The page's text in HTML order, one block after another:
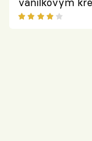
ovocem podle